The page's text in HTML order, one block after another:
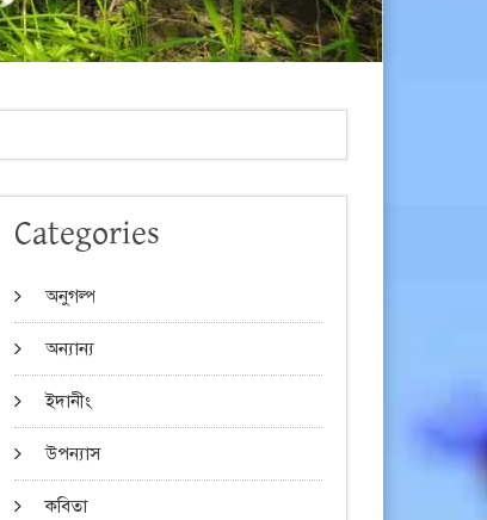
Categories
অনুগল্প
অন্যান্য
ইদানীং
উপন্যাস
কবিতা